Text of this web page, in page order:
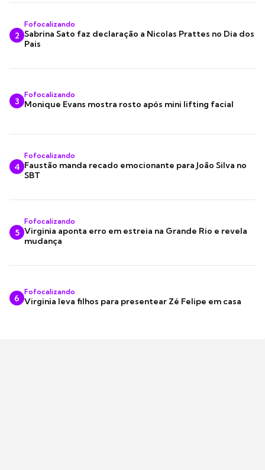
2
Fofocalizando
Sabrina Sato faz declaração a Nicolas Prattes no Dia dos
Pais
3
Fofocalizando
Monique Evans mostra rosto após mini lifting facial
4
Fofocalizando
Faustão manda recado emocionante para João Silva no
SBT
5
Fofocalizando
Virginia aponta erro em estreia na Grande Rio e revela
mudança
6
Fofocalizando
Virginia leva filhos para presentear Zé Felipe em casa